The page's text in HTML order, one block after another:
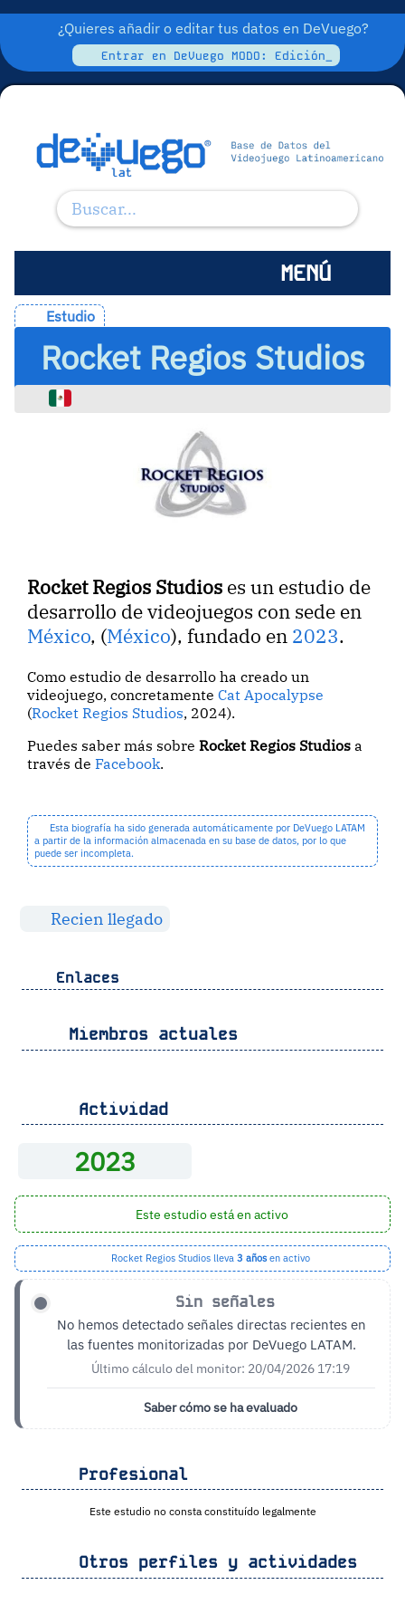
¿Quieres añadir o editar tus datos en DeVuego?
Entrar en DeVuego MODO: Edición_
MENÚ
Estudio
Rocket Regios Studios
Rocket Regios Studios es un estudio de
desarrollo de videojuegos con sede en
México, (México), fundado en 2023.
Como estudio de desarrollo ha creado un
videojuego, concretamenteCat Apocalypse
(Rocket Regios Studios, 2024).
Puedes saber más sobreRocket Regios Studios a
través deFacebook.
Esta biografía ha sido generada automáticamente por DeVuego LATAM
a partir de la información almacenada en su base de datos, por lo que
puede ser incompleta.
Recien llegado
Enlaces
Miembros actuales
Actividad
2023
Este estudio está en activo
Rocket Regios Studios lleva 3 añosen activo
Sin señales
No hemos detectado señales directas recientes en
las fuentes monitorizadas por DeVuego LATAM.
Último cálculo del monitor: 20/04/2026 17:19
Saber cómo se ha evaluado
Profesional
Este estudio no consta constituído legalmente
Otros perfiles y actividades